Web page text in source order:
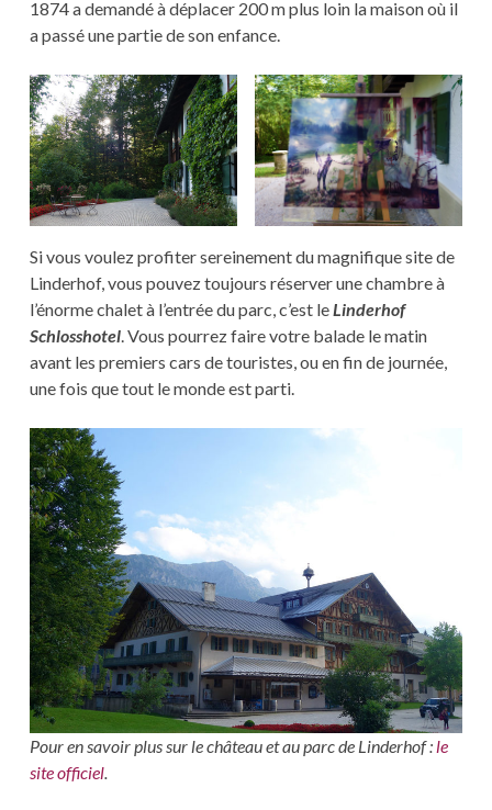
1874 a demandé à déplacer 200 m plus loin la maison où il
a passé une partie de son enfance.
Si vous voulez profiter sereinement du magnifique site de
Linderhof, vous pouvez toujours réserver une chambre à
l’énorme chalet à l’entrée du parc, c’est le Linderhof
Schlosshotel. Vous pourrez faire votre balade le matin
avant les premiers cars de touristes, ou en fin de journée,
une fois que tout le monde est parti.
Pour en savoir plus sur le château et au parc de Linderhof :le
site officiel.